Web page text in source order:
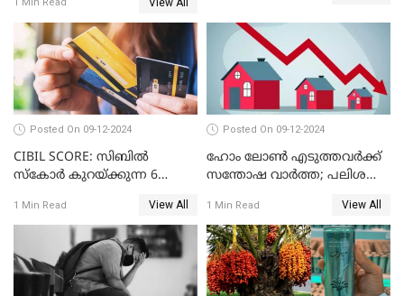
അമേരിക്കയേയും ഞെട്ടിച്ച്
ചൈനീസ് കാറുകൾ
1 Min Read View All
Posted On 09-12-2024
CIBIL SCORE: സിബിൽ
സ്കോർ കുറയ്ക്കുന്ന 6
1 Min Read View All
Posted On 09-12-2024
ഹോം ലോൺ എടുത്തവർക്ക്
സന്തോഷ വാർത്ത; പലിശ
1 Min Read View All